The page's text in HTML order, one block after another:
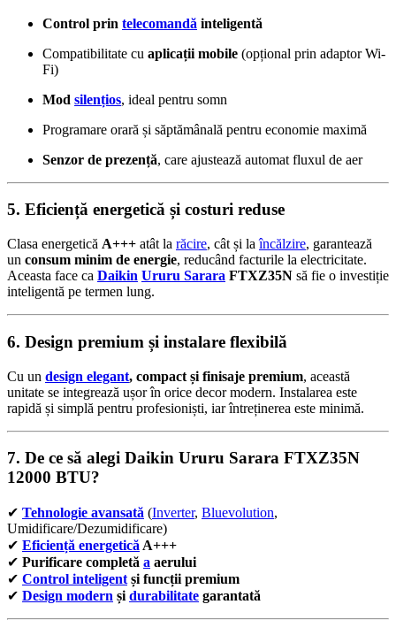
Control prin telecomandă inteligentă
Compatibilitate cu aplicații mobile (opțional prin adaptor Wi-
Fi)
Mod silențios, ideal pentru somn
Programare orară și săptămânală pentru economie maximă
Senzor de prezență, care ajustează automat fluxul de aer
5. Eficiență energetică și costuri reduse
Clasa energetică A+++ atât la răcire, cât și laîncălzire, garantează
un consum minim de energie, reducând facturile la electricitate.
Aceasta face ca Daikin Ururu Sarara FTXZ35N să fie o investiție
inteligentă pe termen lung.
6. Design premium și instalare flexibilă
Cu un design elegant, compact și finisaje premium, această
unitate se integrează ușor în orice decor modern. Instalarea este
rapidă și simplă pentru profesioniști, iar întreținerea este minimă.
7. De ce să alegi Daikin Ururu Sarara FTXZ35N
12000 BTU?
✔ Tehnologie avansată (Inverter, Bluevolution,
Umidificare/Dezumidificare)
✔ Eficiență energetică A+++
✔ Purificare completă a aerului
✔ Control inteligent și funcții premium
✔ Design modern și durabilitate garantată